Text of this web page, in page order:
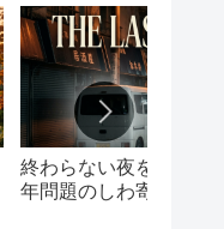
終わらない夜を走る。
年問題のしわ寄せと、